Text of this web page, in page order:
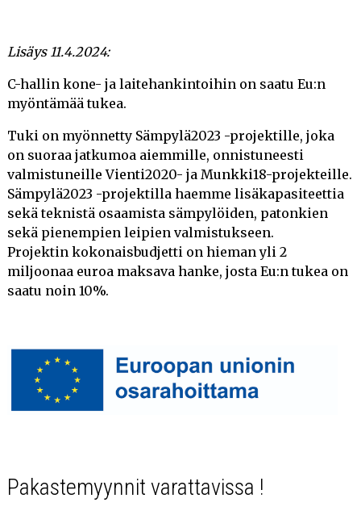
Lisäys 11.4.2024:
C-hallin kone- ja laitehankintoihin on saatu Eu:n
myöntämää tukea.
Tuki on myönnetty Sämpylä2023 -projektille, joka
on suoraa jatkumoa aiemmille, onnistuneesti
valmistuneille Vienti2020- ja Munkki18-projekteille.
Sämpylä2023 -projektilla haemme lisäkapasiteettia
sekä teknistä osaamista sämpylöiden, patonkien
sekä pienempien leipien valmistukseen.
Projektin kokonaisbudjetti on hieman yli 2
miljoonaa euroa maksava hanke, josta Eu:n tukea on
saatu noin 10%.
Pakastemyynnit varattavissa !